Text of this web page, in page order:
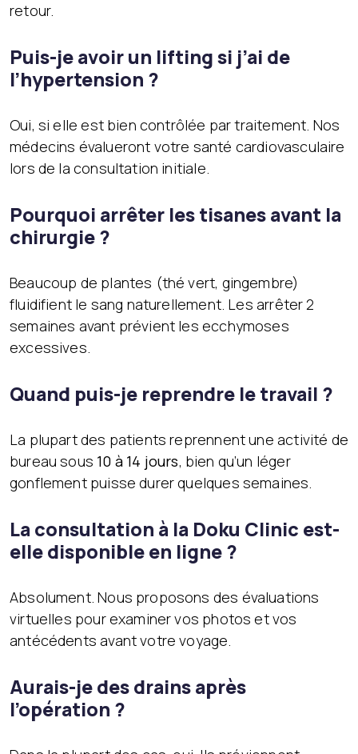
retour.
Puis-je avoir un lifting si j’ai de
l’hypertension ?
Oui, si elle est bien contrôlée par traitement. Nos
médecins évalueront votre santé cardiovasculaire
lors de la consultation initiale.
Pourquoi arrêter les tisanes avant la
chirurgie ?
Beaucoup de plantes (thé vert, gingembre)
fluidifient le sang naturellement. Les arrêter 2
semaines avant prévient les ecchymoses
excessives.
Quand puis-je reprendre le travail ?
La plupart des patients reprennent une activité de
bureau sous 10 à 14 jours, bien qu’un léger
gonflement puisse durer quelques semaines.
La consultation à la Doku Clinic est-
elle disponible en ligne ?
Absolument. Nous proposons des évaluations
virtuelles pour examiner vos photos et vos
antécédents avant votre voyage.
Aurais-je des drains après
l’opération ?